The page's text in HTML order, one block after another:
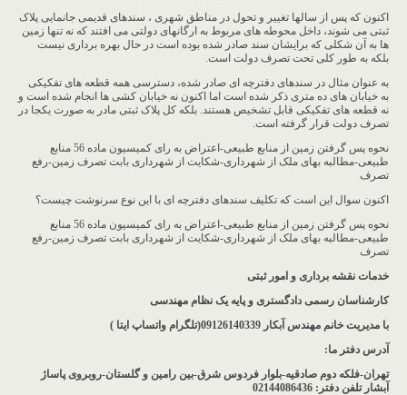
اکنون که پس از سالها تغییر و تحول در مناطق شهری ، سندهای قدیمی جانمایی پلاک
ثبتی می شوند، داخل محوطه های مربوط به ارگانهای دولتی می افتند که نه تنها زمین
ها به آن شکلی که برایشان سند صادر شده بوده است در حال بهره برداری نیست
بلکه به طور کلی تحت تصرف دولت است.
به عنوان مثال در سندهای دفترچه ای صادر شده، دسترسی همه قطعه های تفکیکی
به خیابان های ده متری ذکر شده است اما اکنون نه خیابان کشی ها انجام شده است و
نه قطعه های تفکیکی قابل تشخیص هستند. بلکه کل پلاک ثبتی مادر به صورت یکجا در
تصرف دولت قرار گرفته است.
نحوه پس گرفتن زمین از منابع طبیعی-اعتراض به رای کمیسیون ماده 56 منابع
طبیعی-مطالبه بهای ملک از شهرداری-شکایت از شهرداری بابت تصرف زمین-رفع
تصرف
اکنون سوال این است که تکلیف سندهای دفترچه ای با این نوع سرنوشت چیست؟
نحوه پس گرفتن زمین از منابع طبیعی-اعتراض به رای کمیسیون ماده 56 منابع
طبیعی-مطالبه بهای ملک از شهرداری-شکایت از شهرداری بابت تصرف زمین-رفع
تصرف
خدمات نقشه برداری و امور ثبتی
کارشناسان رسمی دادگستری و پایه یک نظام مهندسی
با مدیریت خانم مهندس آبکار 09126140339(تلگرام واتساپ ایتا )
آدرس دفتر ما:
تهران-فلکه دوم صادقیه-بلوار فردوس شرق-بین رامین و گلستان-روبروی پاساژ
آبشار تلفن دفتر: 02144086436